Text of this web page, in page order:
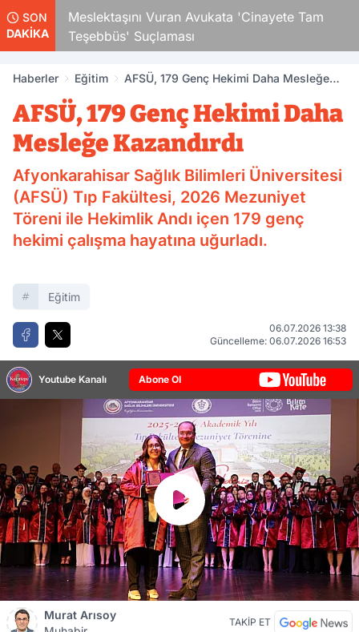
SON
DAKİKA
Vuran Avukata 'Cinayete Tam
Suçlaması
10 Yıl
Haberler Eğitim
AFSÜ, 179 Genç Hekimi Daha Mesleğe
AFSÜ, 179 Genç Hekimi Daha
Mesleğe Kazandırdı
Afyonkarahisar Sağlık Bilimleri Üniversitesi
(AFSÜ) Tıp Fakültesi, 2026 Mezuniyet
Töreni ile Hekimlik Andı içen 179 genç
hekimi çalışma hayatına uğurladı.
Eğitim
06.07.2026 13:38
Güncelleme: 06.07.2026 16:53
Youtube Kanalı Abone Ol
Murat Arısoy
TAKİP ET